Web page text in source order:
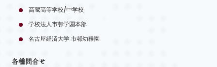
高蔵高等学校/中学校
学校法人市邨学園本部
名古屋経済大学 市邨幼稚園
各種問合せ